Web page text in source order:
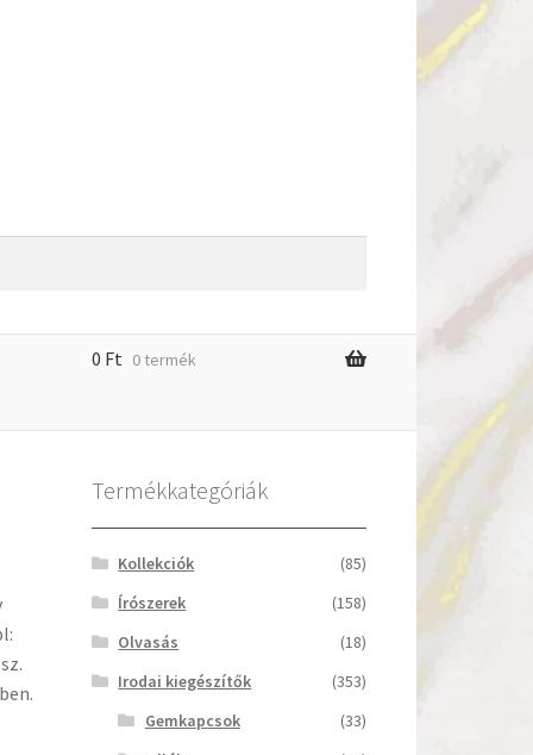
0 Ft 0 termék
Termékkategóriák
Kollekciók
(85)
Írószerek
(158)
Olvasás
(18)
Irodai kiegészítők
(353)
Gemkapcsok
(33)